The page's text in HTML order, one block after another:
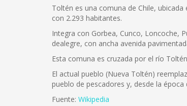
Toltén es una comuna de Chile,
con 2.293 habitantes.
Integra con Gorbea, Cunco, Loncoche,
dealegre, con ancha avenida
Esta comuna es cruzada por el río
El actual pueblo (Nueva Toltén)
pueblo de pescadores y, desde la
Fuente: Wikipedia